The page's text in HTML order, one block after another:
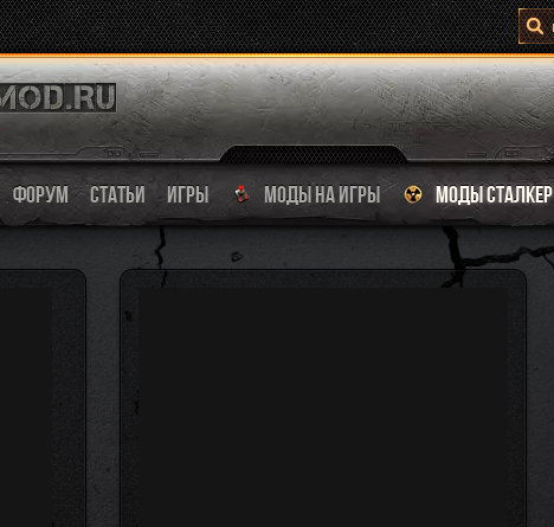
ФОРУМ СТАТЬИ ИГРЫ МОДЫ НА ИГРЫ МОДЫ СТАЛКЕР